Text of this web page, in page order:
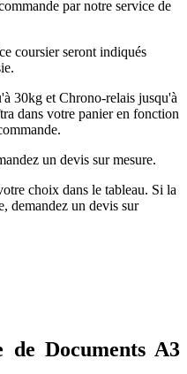
par notre service de
coursier seront indiqués
30kg et Chrono-relais jusqu'à
dans votre panier en fonction
un devis sur mesure.
choix dans le tableau. Si la
demandez un devis sur
de Documents A3